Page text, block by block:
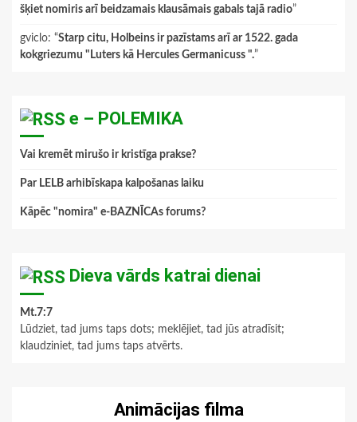
šķiet nomiris arī beidzamais klausāmais gabals tajā radio”
gviclo: “Starp citu, Holbeins ir pazīstams arī ar 1522. gada
kokgriezumu "Luters kā Hercules Germanicuss ".”
e – POLEMIKA
Vai kremēt mirušo ir kristīga prakse?
Par LELB arhibīskapa kalpošanas laiku
Kāpēc "nomira" e-BAZNĪCAs forums?
Dieva vārds katrai dienai
Mt.7:7
Lūdziet, tad jums taps dots; meklējiet, tad jūs atradīsit;
klaudziniet, tad jums taps atvērts.
Animācijas filma